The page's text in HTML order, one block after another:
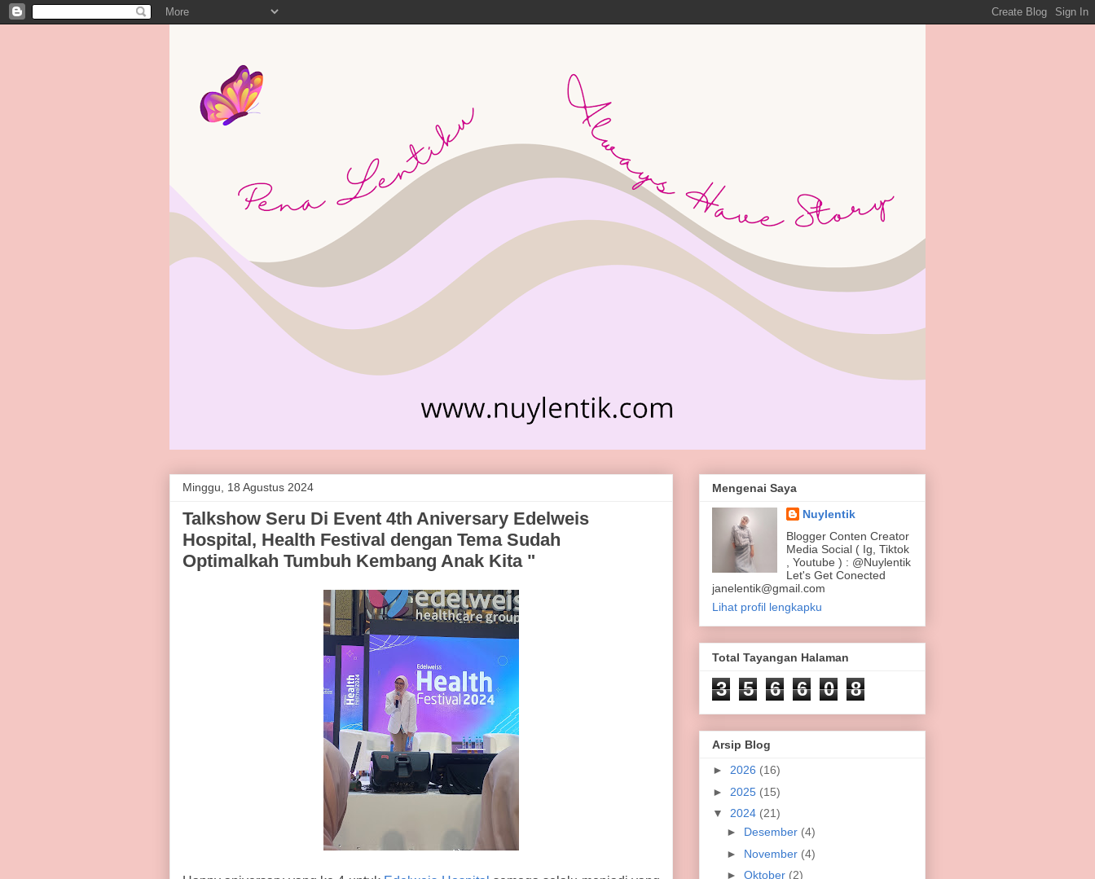
Minggu, 18 Agustus 2024
Talkshow Seru Di Event 4th Aniversary Edelweis
Hospital, Health Festival dengan Tema Sudah
Optimalkah Tumbuh Kembang Anak Kita "
Mengenai Saya
Nuylentik
Blogger Conten Creator
Media Social ( Ig, Tiktok
, Youtube ) : @Nuylentik
Let's Get Conected
janelentik@gmail.com
Lihat profil lengkapku
Total Tayangan Halaman
3 5 6 6 0 8
Arsip Blog
► 2026 (16)
► 2025 (15)
▼ 2024 (21)
► Desember (4)
► November (4)
► Oktober (2)